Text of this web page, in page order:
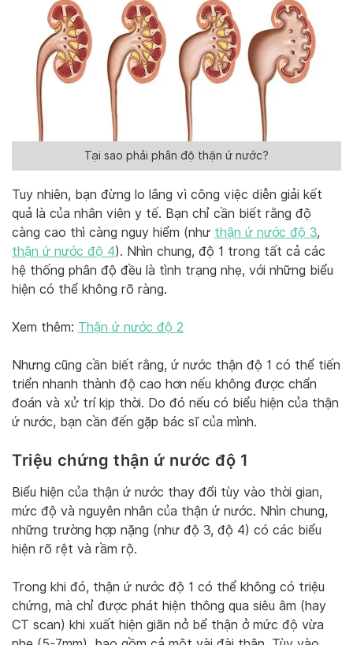
Tại sao phải phân độ thận ứ nước?
Tuy nhiên, bạn đừng lo lắng vì công việc diễn giải kết
quả là của nhân viên y tế. Bạn chỉ cần biết rằng độ
càng cao thì càng nguy hiểm (như thận ứ nước độ 3,
thận ứ nước độ 4). Nhìn chung, độ 1 trong tất cả các
hệ thống phân độ đều là tình trạng nhẹ, với những biểu
hiện có thể không rõ ràng.
Xem thêm: Thận ứ nước độ 2
Nhưng cũng cần biết rằng, ứ nước thận độ 1 có thể tiến
triển nhanh thành độ cao hơn nếu không được chẩn
đoán và xử trí kịp thời. Do đó nếu có biểu hiện của thận
ứ nước, bạn cần đến gặp bác sĩ của mình.
Triệu chứng thận ứ nước độ 1
Biểu hiện của thận ứ nước thay đổi tùy vào thời gian,
mức độ và nguyên nhân của thận ứ nước. Nhìn chung,
những trường hợp nặng (như độ 3, độ 4) có các biểu
hiện rõ rệt và rầm rộ.
Trong khi đó, thận ứ nước độ 1 có thể không có triệu
chứng, mà chỉ được phát hiện thông qua siêu âm (hay
CT scan) khi xuất hiện giãn nở bể thận ở mức độ vừa